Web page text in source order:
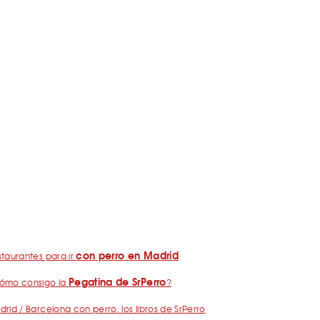
para ircon perro en Madrid
consigo la Pegatina de SrPerro?
/ Barcelona con perro: los libros de SrPerro